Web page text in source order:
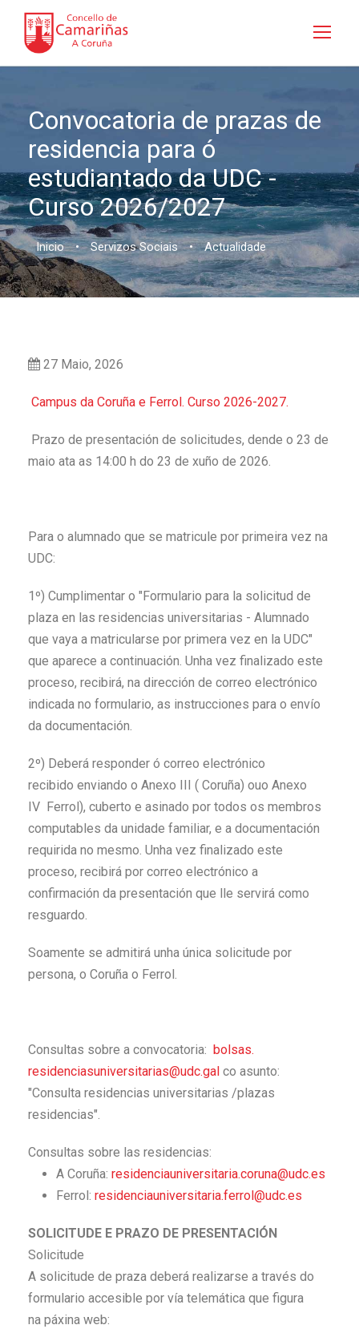
Convocatoria de prazas de
residencia para ó
estudiantado da UDC -
Curso 2026/2027
Inicio • Servizos Sociais • Actualidade
27 Maio, 2026
Campus da Coruña e Ferrol. Curso 2026-2027.
Prazo de presentación de solicitudes, dende o 23 de
maio ata as 14:00 h do 23 de xuño de 2026.
Para o alumnado que se matricule por primeira vez na
UDC:
1º) Cumplimentar o "Formulario para la solicitud de
plaza en las residencias universitarias - Alumnado
que vaya a matricularse por primera vez en la UDC"
que aparece a continuación. Unha vez finalizado este
proceso, recibirá, na dirección de correo electrónico
indicada no formulario, as instrucciones para o envío
da documentación.
2º) Deberá responder ó correo electrónico
recibido enviando o Anexo III ( Coruña) ouo Anexo
IV Ferrol), cuberto e asinado por todos os membros
computables da unidade familiar, e a documentación
requirida no mesmo. Unha vez finalizado este
proceso, recibirá por correo electrónico a
confirmación da presentación que lle servirá como
resguardo.
Soamente se admitirá unha única solicitude por
persona, o Coruña o Ferrol.
Consultas sobre a convocatoria: bolsas.
residenciasuniversitarias@udc.gal co asunto:
"Consulta residencias universitarias /plazas
residencias".
Consultas sobre las residencias:
A Coruña: residenciauniversitaria.coruna@udc.es
Ferrol: residenciauniversitaria.ferrol@udc.es
SOLICITUDE E PRAZO DE PRESENTACIÓN
Solicitude
A solicitude de praza deberá realizarse a través do
formulario accesible por vía telemática que figura
na páxina web: